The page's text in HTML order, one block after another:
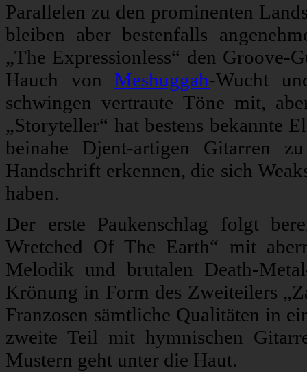
Parallelen zu den prominenten
bleiben aber bestenfalls
„The Expressionless“ den Groove-
Hauch von Meshuggah-Wucht
schwingen vertraute Töne mit,
„Storyteller“ hat bestens bekannte
beinahe Djent-artigen Gitarren
Handschrift erkennen, die sich
haben.
Der erste Paukenschlag folgt
Wretched Of The Earth“ mit
Melodik und brutalen Death-
Krönung in Form des Zweiteilers
Franzosen sämtliche Qualitäten in
zweite Teil mit hymnischen
Mustern geht unter die Haut.